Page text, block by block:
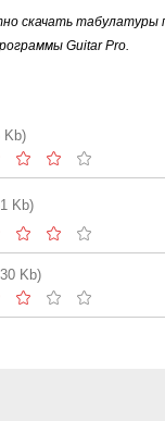
"АНИДО МАРИЯ
скачать табулатуры
Guitar Pro.
Kb)
Kb)
Kb)